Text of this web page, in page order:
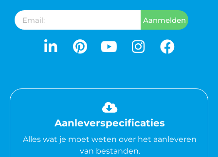
Aanmelden
Aanleverspecificaties
Alles wat je moet weten over het aanleveren
van bestanden.